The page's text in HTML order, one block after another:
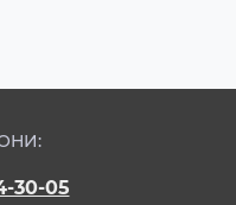
30-05